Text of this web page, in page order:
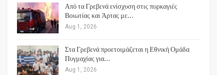
Από τα Γρεβενά ενίσχυση στις πυρκαγιές
Βοιωτίας και Άρτας με…
Aug 1, 2026
Στα Γρεβενά προετοιμάζεται η Εθνική Ομάδα
Πυγμαχίας για…
Aug 1, 2026